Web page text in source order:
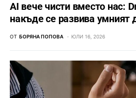
AI вече чисти вместо нас:
накъде се развива умният
ОТ БОРЯНА ПОПОВА ЮЛИ 16, 2026